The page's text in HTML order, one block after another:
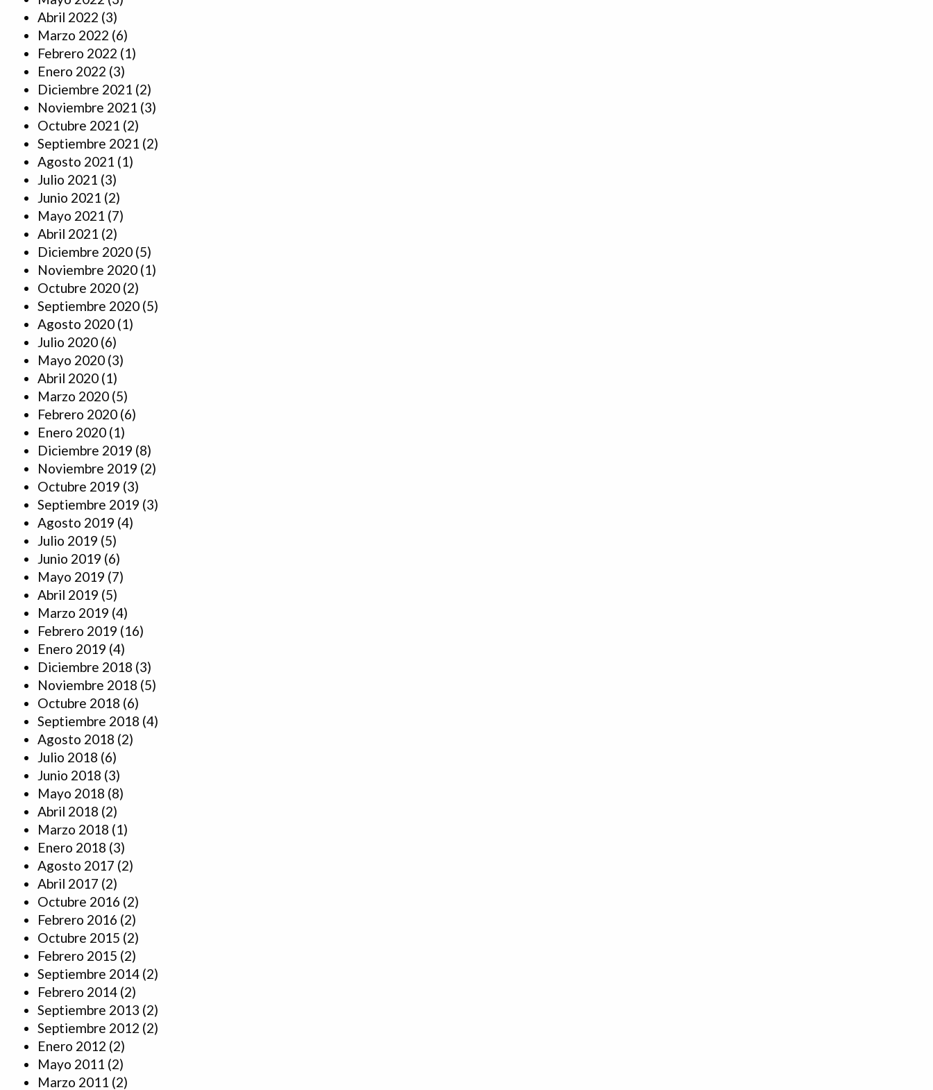
Abril 2022 (3)
Marzo 2022 (6)
Febrero 2022 (1)
Enero 2022 (3)
Diciembre 2021 (2)
Noviembre 2021 (3)
Octubre 2021 (2)
Septiembre 2021 (2)
Agosto 2021 (1)
Julio 2021 (3)
Junio 2021 (2)
Mayo 2021 (7)
Abril 2021 (2)
Diciembre 2020 (5)
Noviembre 2020 (1)
Octubre 2020 (2)
Septiembre 2020 (5)
Agosto 2020 (1)
Julio 2020 (6)
Mayo 2020 (3)
Abril 2020 (1)
Marzo 2020 (5)
Febrero 2020 (6)
Enero 2020 (1)
Diciembre 2019 (8)
Noviembre 2019 (2)
Octubre 2019 (3)
Septiembre 2019 (3)
Agosto 2019 (4)
Julio 2019 (5)
Junio 2019 (6)
Mayo 2019 (7)
Abril 2019 (5)
Marzo 2019 (4)
Febrero 2019 (16)
Enero 2019 (4)
Diciembre 2018 (3)
Noviembre 2018 (5)
Octubre 2018 (6)
Septiembre 2018 (4)
Agosto 2018 (2)
Julio 2018 (6)
Junio 2018 (3)
Mayo 2018 (8)
Abril 2018 (2)
Marzo 2018 (1)
Enero 2018 (3)
Agosto 2017 (2)
Abril 2017 (2)
Octubre 2016 (2)
Febrero 2016 (2)
Octubre 2015 (2)
Febrero 2015 (2)
Septiembre 2014 (2)
Febrero 2014 (2)
Septiembre 2013 (2)
Septiembre 2012 (2)
Enero 2012 (2)
Mayo 2011 (2)
Marzo 2011 (2)